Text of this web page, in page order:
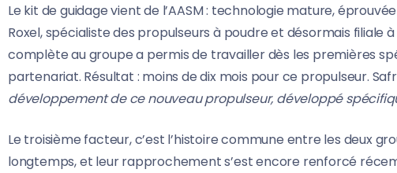
Le kit de guidage vient de l’AASM : technologie mature,
Roxel, spécialiste des propulseurs à poudre et désormais filiale à
complète au groupe a permis de travailler dès les premières
partenariat. Résultat : moins de dix mois pour ce propulseur.
développement de ce nouveau propulseur, développé
Le troisième facteur, c’est l’histoire commune entre les deux
longtemps, et leur rapprochement s’est encore renforcé